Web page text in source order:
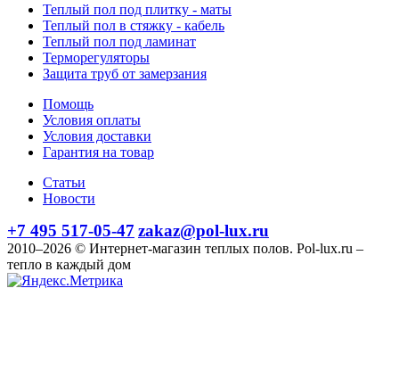
Теплый пол под плитку - маты
Теплый пол в стяжку - кабель
Теплый пол под ламинат
Терморегуляторы
Защита труб от замерзания
Помощь
Условия оплаты
Условия доставки
Гарантия на товар
Статьи
Новости
+7 495 517-05-47 zakaz@pol-lux.ru
2010–2026 © Интернет-магазин теплых полов. Pol-lux.ru –
тепло в каждый дом